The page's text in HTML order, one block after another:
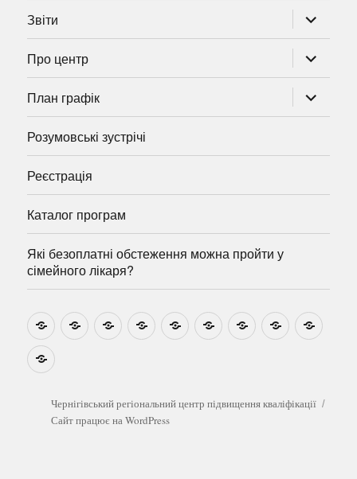
Звіти
підменю
Про центр
підменю
План графік
підменю
Розумовські зустрічі
Реєстрація
Каталог програм
Які безоплатні обстеження можна пройти у
сімейного лікаря?
НовиниНавчально-
методичні
Ми
на
Звіти Про
центр
План
графік
Розумовські
зустрічі
Реєстрація
Які
безоплатні
можна
пройти
у
Чернігівський регіональний центр підвищення кваліфікації
Сайт працює на WordPress